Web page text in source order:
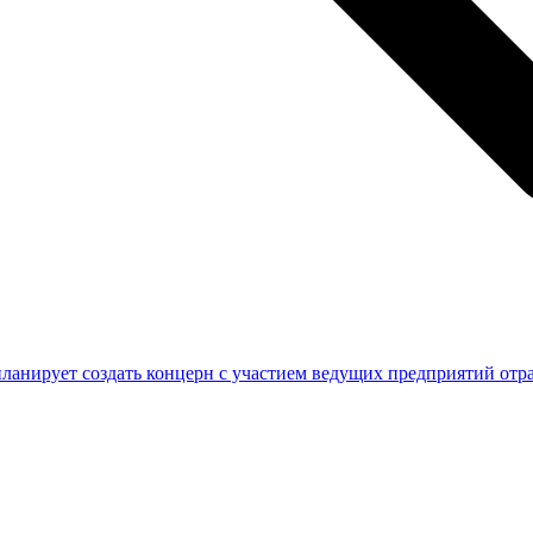
создать концерн с участием ведущих предприятий